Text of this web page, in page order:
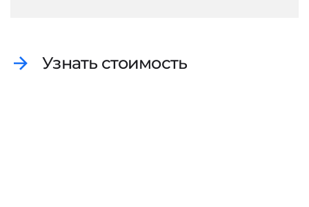
Узнать стоимость